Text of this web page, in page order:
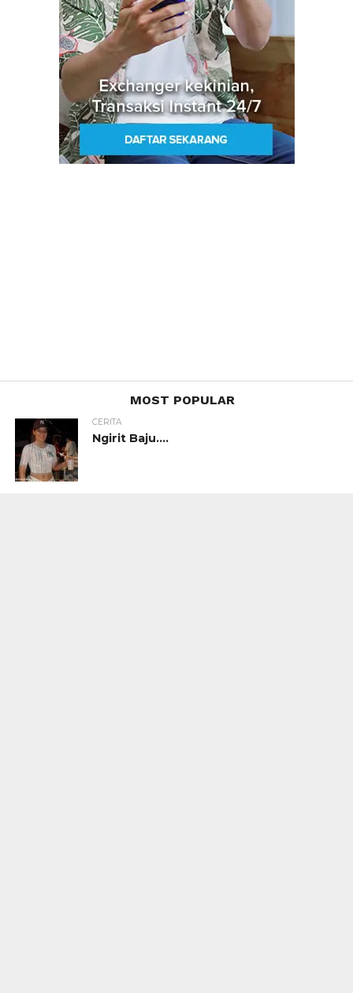
MOST POPULAR
CERITA
Ngirit Baju….